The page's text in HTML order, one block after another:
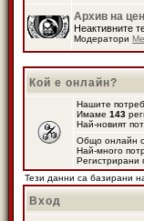
Архив на
Неактивните
Модератори
Кой е онлайн?
Нашите
Имаме 143
Най-новият
Общо онлайн
Най-много
Регистрирани
Тези данни са базирани
Вход